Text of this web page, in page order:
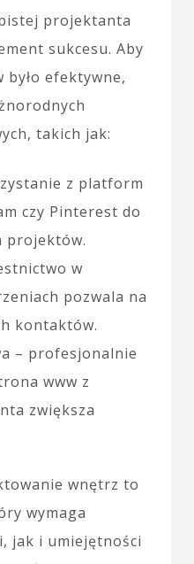
projektanta
sukcesu. Aby
efektywne,
takich jak:
z platform
czy Pinterest do
projektów.
w
pozwala na
kontaktów.
– profesjonalnie
www z
zwiększa
wnętrz to
wymaga
jak i umiejętności